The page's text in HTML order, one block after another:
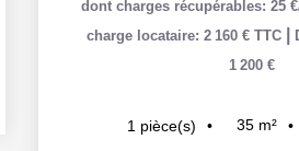
dont charges récupérables: 25
charge locataire: 2 160 € TTC
1 200 €
1 pièce(s) 35 m²